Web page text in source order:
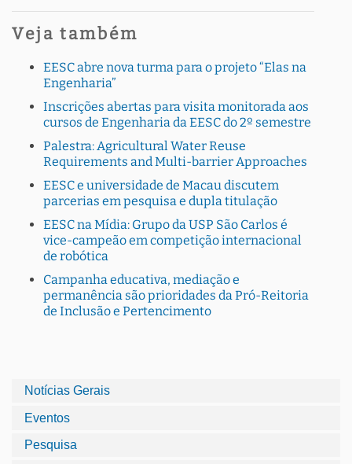
Veja também
EESC abre nova turma para o projeto “Elas na
Engenharia”
Inscrições abertas para visita monitorada aos
cursos de Engenharia da EESC do 2º semestre
Palestra: Agricultural Water Reuse
Requirements and Multi-barrier Approaches
EESC e universidade de Macau discutem
parcerias em pesquisa e dupla titulação
EESC na Mídia: Grupo da USP São Carlos é
vice-campeão em competição internacional
de robótica
Campanha educativa, mediação e
permanência são prioridades da Pró-Reitoria
de Inclusão e Pertencimento
Notícias Gerais
Eventos
Pesquisa